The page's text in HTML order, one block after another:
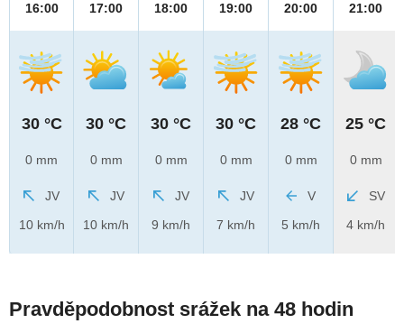
16:00
30 °C
0 mm
JV
10 km/h
17:00
30 °C
0 mm
JV
10 km/h
18:00
30 °C
0 mm
JV
9 km/h
19:00
30 °C
0 mm
JV
7 km/h
20:00
28 °C
0 mm
V
5 km/h
21:00
25 °C
0 mm
SV
4 km/h
Pravděpodobnost srážek na 48 hodin